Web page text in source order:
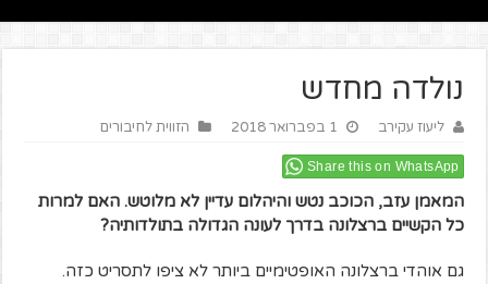
נולדה מחדש
ליעוז עקירב 1 בפברואר 2018 הזווית לחיבורים
Share this on WhatsApp
המאמן עזב, הכוכב נטש והיהלום עדיין לא מלוטש.האם למרות
כל הקשיים ברצלונה בדרך לעונה הגדולה בתולדותיה?
גם אוהדי ברצלונה האופטימיים ביותר לא ציפו לתסריט כזה.